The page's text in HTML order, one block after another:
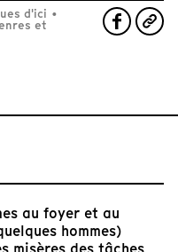
d'ici •
et
au foyer et au
hommes)